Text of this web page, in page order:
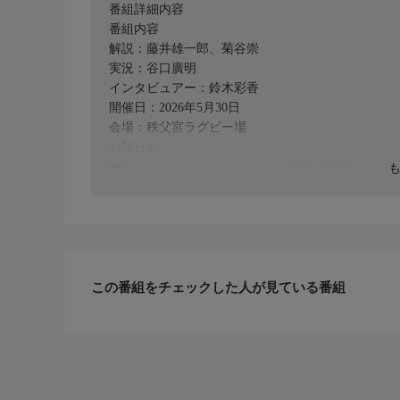
番組詳細内容
番組内容
解説：藤井雄一郎、菊谷崇
実況：谷口廣明
インタビュアー：鈴木彩香
開催日：2026年5月30日
会場：秩父宮ラグビー場
この番組をチェックした人が見ている番組